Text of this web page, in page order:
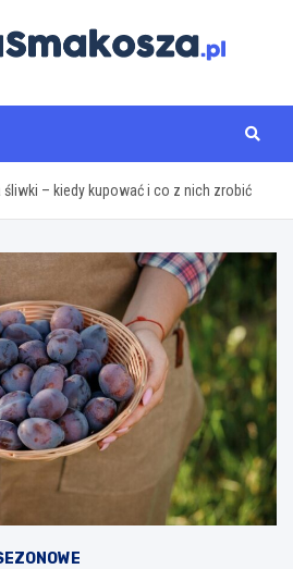
śliwki – kiedy kupować i co z nich zrobić